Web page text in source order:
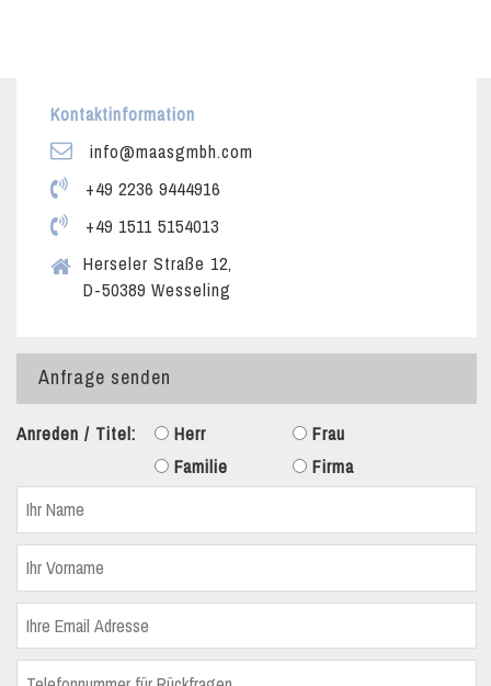
Kontaktinformation
info@maasgmbh.com
+49 2236 9444916
+49 1511 5154013
Herseler Straße 12,
D-50389 Wesseling
Anfrage senden
Anreden / Titel: Herr
Frau
Familie
Firma